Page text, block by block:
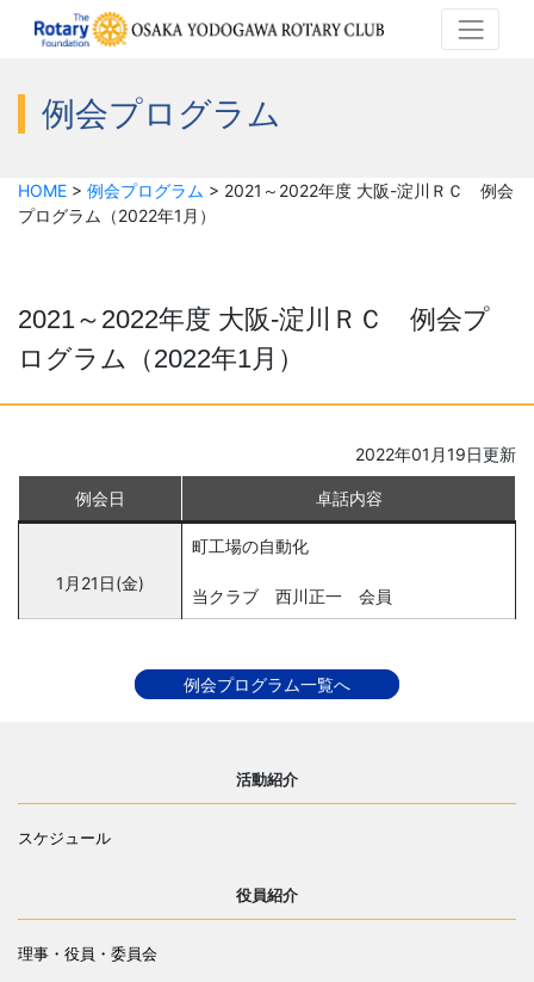
例会プログラム
HOME > 例会プログラム > 2021～2022年度 大阪-淀川ＲＣ 例会
プログラム（2022年1月）
2021～2022年度 大阪-淀川ＲＣ 例会プ
ログラム（2022年1月）
2022年01月19日更新
例会日 卓話内容
1月21日(金)
町工場の自動化
当クラブ 西川正一 会員
例会プログラム一覧へ
活動紹介
スケジュール
役員紹介
理事・役員・委員会